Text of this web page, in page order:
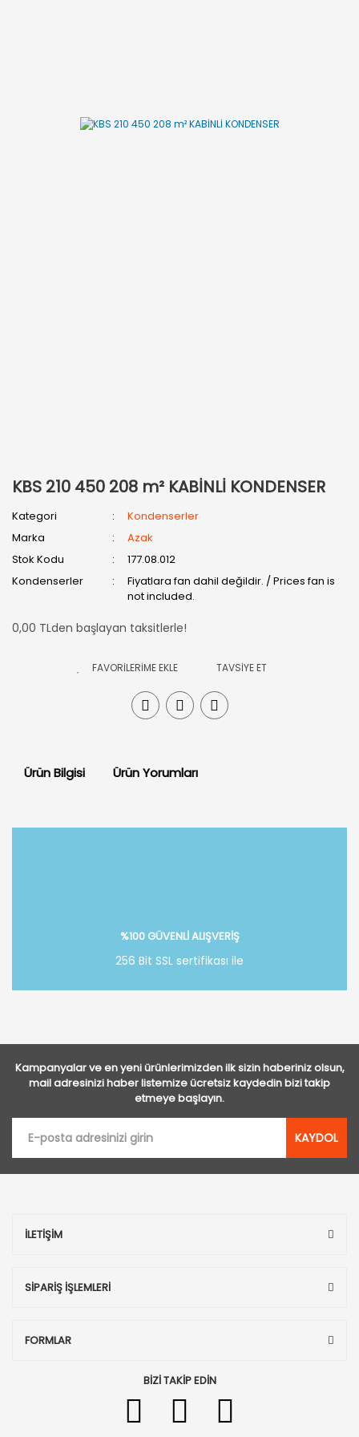
KBS 210 450 208 m² KABİNLİ KONDENSER
Kategori
Kondenserler
Marka
Azak
Stok Kodu
177.08.012
Kondenserler
Fiyatlara fan dahil değildir. / Prices fan is
not included.
0,00 TLden başlayan taksitlerle!
TAVSİYE ET
Ürün Bilgisi Ürün Yorumları
%100 GÜVENLİ ALIŞVERİŞ
256 Bit SSL sertifikası ile
Kampanyalar ve en yeni ürünlerimizden ilk sizin haberiniz olsun,
mail adresinizi haber listemize ücretsiz kaydedin bizi takip
etmeye başlayın.
KAYDOL
İLETİŞİM
SİPARİŞ İŞLEMLERİ
FORMLAR
BİZİ TAKİP EDİN